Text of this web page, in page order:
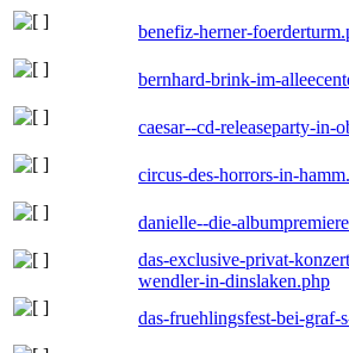
benefiz-herner-
bernhard-brink-im-
caesar--cd-releaseparty-in-
circus-des-horrors-in-
danielle--die-
das-exclusive-privat-
wendler-in-dinslaken.php
das-fruehlingsfest-bei-graf-